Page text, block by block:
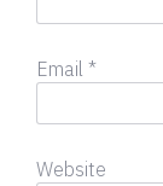
Email *
Website